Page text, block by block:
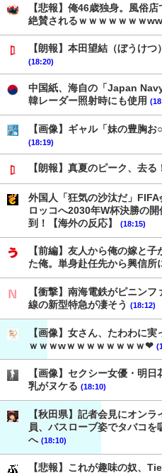
【悲報】俺46歳独身。風俗
絶賛されるｗｗｗｗｗｗｗ
【朗報】本田望結（ぼうけ
(18:20)
中国紙、海自の「Japan
韓レーダー照射時にも使用
【画像】ギャル「妹の豊胸
(18:19)
【朗報】真夏のピーク、去る
外国人「狂気の沙汰だ」
ロッコへ2030年W杯決勝の
到！【海外の反応】
(18:15)
【前編】友人から俺の嫁と
た俺。単身赴任先から興信所
【衝撃】南海電鉄がピニン
線の新型特急が凄そう (18:12)
【画像】女さん、たわわに
ｗｗｗwｗｗｗｗｗｗｗｗ❤
【画像】セクシー女優・明
乳がヌケる (18:10)
【秋田県】記者会見にオン
員、バスローブ姿でタバコを
へ (18:10)
【悲報】これが趣味の奴、